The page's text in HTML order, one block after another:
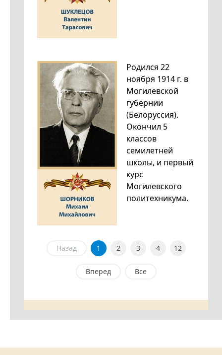
Родился 22
ноября 1914 г. в
Могилевской
губернии
(Белоруссия).
Окончил 5
классов
семилетней
школы, и первый
курс
Могилевского
политехникума.
Назад 1 2 3 4 12
Вперед Все